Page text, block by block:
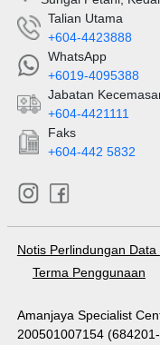
Talian Utama
+604-4423888
WhatsApp
+6019-4095388
Jabatan
+604-4421111
Faks
+604-442 5832
Notis Perlindungan Data
Terma Penggunaan
Amanjaya Specialist
200501007154